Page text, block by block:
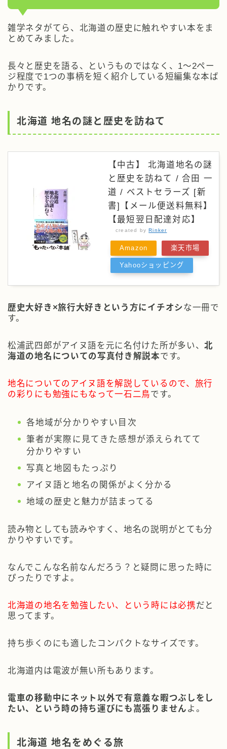
雑学ネタがてら、北海道の歴史に触れやすい本をま
とめてみました。
長々と歴史を語る、というものではなく、1～2ペー
ジ程度で1つの事柄を短く紹介している短編集な本ば
かりです。
北海道 地名の謎と歴史を訪ねて
【中古】 北海道地名の謎
と歴史を訪ねて / 合田 一
道 / ベストセラーズ [新
書]【メール便送料無料】
【最短翌日配達対応】
created byRinker
Amazon 楽天市場
Yahooショッピング
歴史大好き×旅行大好きという方にイチオシ な一冊で
す。
松浦武四郎がアイヌ語を元に名付けた所が多い、北
海道の地名についての写真付き解説本です。
地名についてのアイヌ語を解説しているので、旅行
の彩りにも勉強にもなって一石二鳥です。
各地域が分かりやすい目次
筆者が実際に見てきた感想が添えられてて
分かりやすい
写真と地図もたっぷり
アイヌ語と地名の関係がよく分かる
地域の歴史と魅力が詰まってる
読み物としても読みやすく、地名の説明がとても分
かりやすいです。
なんでこんな名前なんだろう？と疑問に思った時に
ぴったりですよ。
北海道の地名を勉強したい、という時には必携だと
思ってます。
持ち歩くのにも適したコンパクトなサイズです。
北海道内は電波が無い所もあります。
電車の移動中にネット以外で有意義な暇つぶしをし
たい、という時の持ち運びにも嵩張りません よ。
北海道 地名をめぐる旅